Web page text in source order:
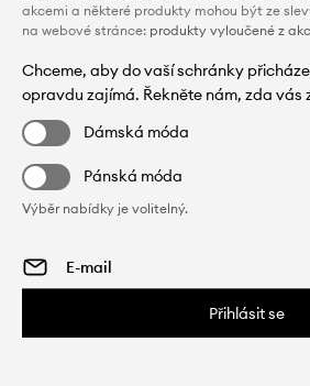
akcemi a některé produkty mohou být ze
na webové stránce: produkty vyloučené z
Chceme, aby do vaší schránky
opravdu zajímá. Řekněte nám, zda vás
Dámská móda
Pánská móda
Výběr nabídky je volitelný.
Přihlásit se